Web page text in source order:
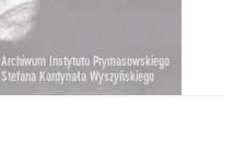
Archiwum Instytutu Prymasowskiego
Stefana Kardynała Wyszyńskiego